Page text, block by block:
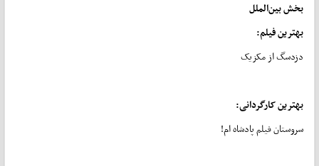
بخش بین‌الملل
بهترین فیلم:
دزدسگ از مکزیک
بهترین کارگردانی:
سروستان فیلم پادشاه ام!